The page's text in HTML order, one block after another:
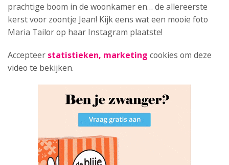
prachtige boom in de woonkamer en… de allereerste
kerst voor zoontje Jean! Kijk eens wat een mooie foto
Maria Tailor op haar Instagram plaatste!
Accepteer statistieken, marketing cookies om deze
video te bekijken.